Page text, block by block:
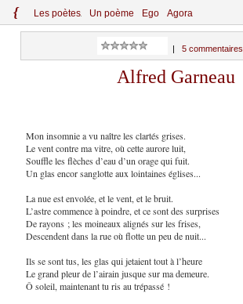
{ Les poètes Un poème Ego Agora
5 commentaires
Alfred Garneau
Mon insomnie a vu naître les clartés grises.
Le vent contre ma vitre, où cette aurore luit,
Souffle les flèches d’eau d’un orage qui fuit.
Un glas encor sanglotte aux lointaines églises...
La nue est envolée, et le vent, et le bruit.
L’astre commence à poindre, et ce sont des surprises
De rayons ; les moineaux alignés sur les frises,
Descendent dans la rue où flotte un peu de nuit...
Ils se sont tus, les glas qui jetaient tout à l’heure
Le grand pleur de l’airain jusque sur ma demeure.
Ô soleil, maintenant tu ris au trépassé !